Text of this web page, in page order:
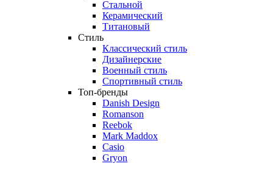
Стальной
Керамический
Титановый
Стиль
Классический стиль
Дизайнерские
Военный стиль
Спортивный стиль
Топ-бренды
Danish Design
Romanson
Reebok
Mark Maddox
Casio
Gryon